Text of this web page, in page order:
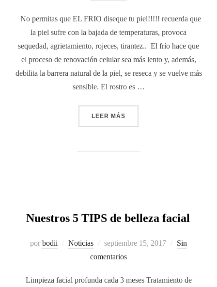
No permitas que EL FRIO diseque tu piel!!!!! recuerda que
la piel sufre con la bajada de temperaturas, provoca
sequedad, agrietamiento, rojeces, tirantez.. El frío hace que
el proceso de renovación celular sea más lento y, además,
debilita la barrera natural de la piel, se reseca y se vuelve más
sensible. El rostro es …
LEER MÁS
Nuestros 5 TIPS de belleza facial
por bodii Noticias septiembre 15, 2017
Sin
comentarios
Limpieza facial profunda cada 3 meses Tratamiento de